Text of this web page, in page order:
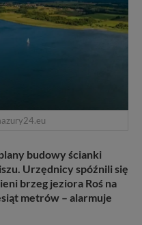
budowy ścianki
Urzędnicy spóźnili się
brzeg jeziora Roś na
metrów – alarmuje